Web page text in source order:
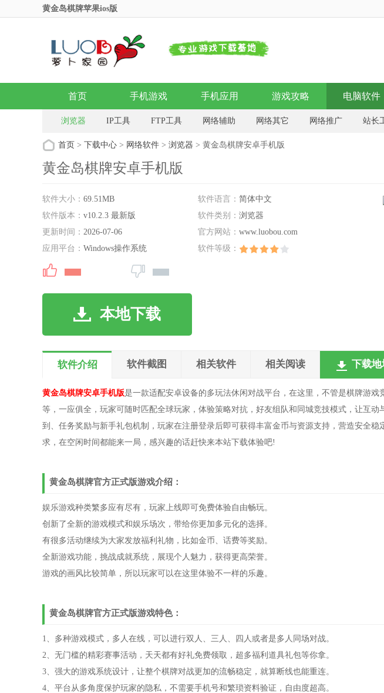
黄金岛棋牌苹果ios版
首页 手机游戏 手机应用 游戏攻略 电脑软件
浏览器 IP工具 FTP工具 网络辅助 网络其它 网络推广 站长
络共享 网络加速 网络电视 网络收音机 邮件处理
首页 > 下载中心 > 网络软件 > 浏览器 > 黄金岛棋牌安卓手机版
黄金岛棋牌安卓手机版
软件大小： 69.51MB 软件语言： 简体中文
软件版本： v10.2.3 最新版 软件类别： 浏览器
更新时间： 2026-07-06 官方网站： www.luobou.com
应用平台： Windows操作系统 软件等级：
本地下载
软件介绍 软件截图 相关软件 相关阅读 下载地
黄金岛棋牌安卓手机版是一款适配安卓设备的多玩法休闲对战平台，在这里，不管是棋牌游
等，一应俱全，玩家可随时匹配全球玩家，体验策略对抗，好友组队和同城竞技模式，让互
到、任务奖励与新手礼包机制，玩家在注册登录后即可获得丰富金币与资源支持，营造安全
求，在空闲时间都能来一局，感兴趣的话赶快来本站下载体验吧!
黄金岛棋牌官方正式版游戏介绍：
娱乐游戏种类繁多应有尽有，玩家上线即可免费体验自由畅玩。
创新了全新的游戏模式和娱乐场次，带给你更加多元化的选择。
有很多活动继续为大家发放福利礼物，比如金币、话费等奖励。
全新游戏功能，挑战成就系统，展现个人魅力，获得更高荣誉。
游戏的画风比较简单，所以玩家可以在这里体验不一样的乐趣。
黄金岛棋牌官方正式版游戏特色：
1、多种游戏模式，多人在线，可以进行双人、三人、四人或者是多人同场对战。
2、无门槛的精彩赛事活动，天天都有好礼免费领取，超多福利道具礼包等你拿。
3、强大的游戏系统设计，让整个棋牌对战更加的流畅稳定，就算断线也能重连。
4、平台从多角度保护玩家的隐私，不需要手机号和繁琐资料验证，自由度超高。